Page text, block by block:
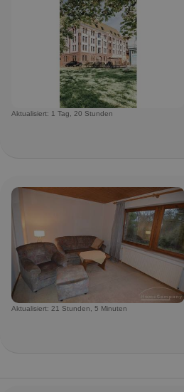
Aktualisiert: 1 Tag, 20 Stunden
Aktualisiert: 21 Stunden, 5 Minuten